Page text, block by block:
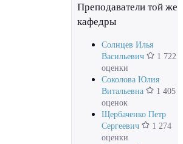
Преподаватели той же
кафедры
Солнцев Илья
Васильевич
1 722
оценки
Соколова Юлия
Витальевна
1 405
оценок
Щербаченко Петр
Сергеевич
1 274
оценки